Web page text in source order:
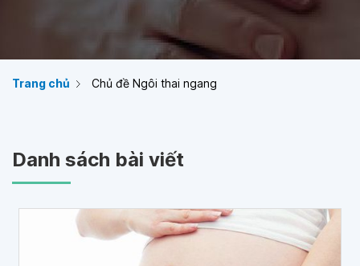
Trang chủ Chủ đề Ngôi thai ngang
Danh sách bài viết